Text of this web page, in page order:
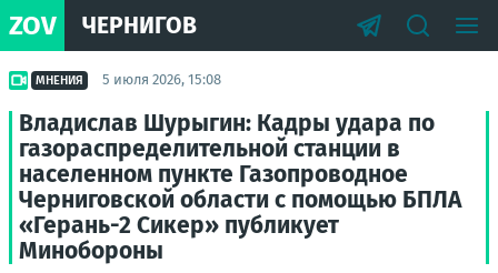
ZOV ЧЕРНИГОВ
МНЕНИЯ 5 июля 2026, 15:08
Владислав Шурыгин: Кадры удара по
газораспределительной станции в
населенном пункте Газопроводное
Черниговской области с помощью БПЛА
«Герань-2 Сикер» публикует
Минобороны